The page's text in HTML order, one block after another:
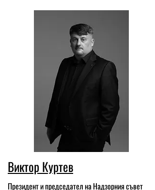
Виктор Куртев
Президент и председател на Надзорния съвет